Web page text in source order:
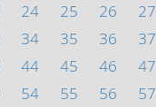
24 25 26 27
34 35 36 37
44 45 46 47
54 55 56 57